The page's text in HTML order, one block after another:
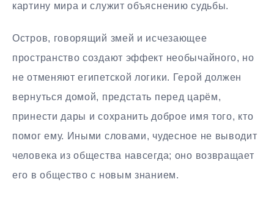
картину мира и служит объяснению судьбы.
Остров, говорящий змей и исчезающее
пространство создают эффект необычайного, но
не отменяют египетской логики. Герой должен
вернуться домой, предстать перед царём,
принести дары и сохранить доброе имя того, кто
помог ему. Иными словами, чудесное не выводит
человека из общества навсегда; оно возвращает
его в общество с новым знанием.